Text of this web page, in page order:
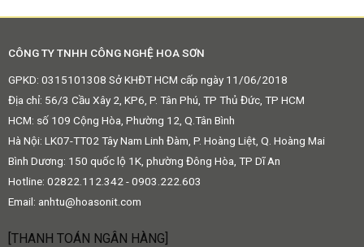
CÔNG TY TNHH CÔNG NGHỆ HOA SƠN
GPKD: 0315101308 Sở KHĐT HCM cấp ngày 11/06/2018
Địa chỉ: 56/3 Cầu Xây 2, KP6, P. Tân Phú, TP Thủ Đức, TP HCM
HCM: số 109 Cộng Hòa, Phường 12, Q.Tân Bình
Hà Nội: LK07-TT02 Tây Nam Linh Đàm, P. Hoàng Liệt, Q. Hoàng Mai
Bình Dương: 150 quốc lộ 1K, phường Đông Hòa, TP Dĩ An
Hotline: 02822.112.342 - 0903.222.603
Email: anhtu@hoasonit.com
[THANH TOÁN NGÂN HÀNG]